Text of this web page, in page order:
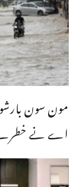
مون سون
اے نے خطرے